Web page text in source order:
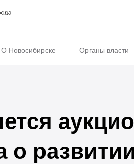
О Новосибирске Органы власти
о